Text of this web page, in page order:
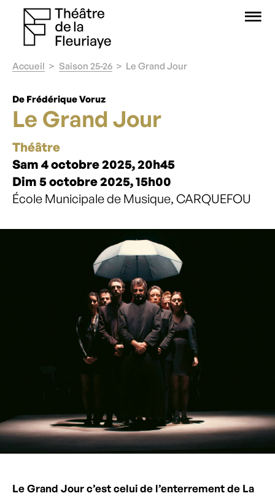
Accueil Saison 25-26 Le Grand Jour
De Frédérique Voruz
Le Grand Jour
Théâtre
Sam 4 octobre 2025, 20h45
Dim 5 octobre 2025, 15h00
École Municipale de Musique, CARQUEFOU
Le Grand Jour c’est celui de l’enterrement de La